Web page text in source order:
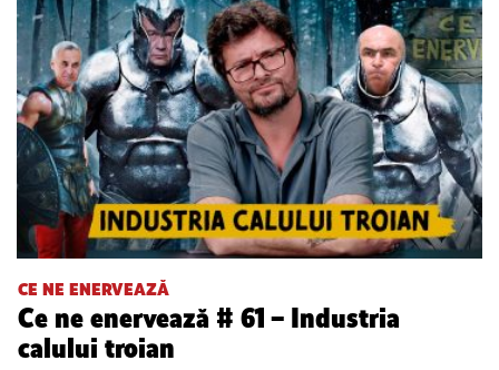
CE NE ENERVEAZĂ
Ce ne enervează # 61 – Industria
calului troian